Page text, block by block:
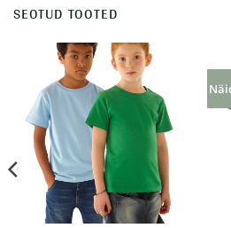
SEOTUD TOOTED